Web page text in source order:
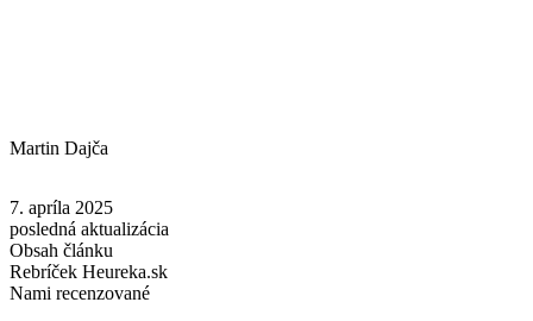
Martin Dajča
7. apríla 2025
posledná aktualizácia
Obsah článku
Rebríček Heureka.sk
Nami recenzované